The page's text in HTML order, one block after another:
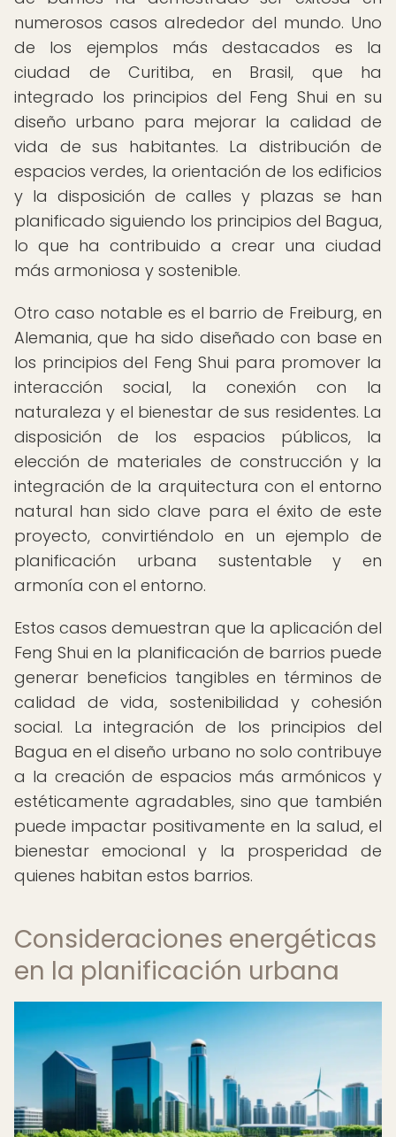
numerosos casos alrededor del mundo. Uno
de los ejemplos más destacados es la
ciudad de Curitiba, en Brasil, que ha
integrado los principios del Feng Shui en su
diseño urbano para mejorar la calidad de
vida de sus habitantes. La distribución de
espacios verdes, la orientación de los edificios
y la disposición de calles y plazas se han
planificado siguiendo los principios del Bagua,
lo que ha contribuido a crear una ciudad
más armoniosa y sostenible.
Otro caso notable es el barrio de Freiburg, en
Alemania, que ha sido diseñado con base en
los principios del Feng Shui para promover la
interacción social, la conexión con la
naturaleza y el bienestar de sus residentes. La
disposición de los espacios públicos, la
elección de materiales de construcción y la
integración de la arquitectura con el entorno
natural han sido clave para el éxito de este
proyecto, convirtiéndolo en un ejemplo de
planificación urbana sustentable y en
armonía con el entorno.
Estos casos demuestran que la aplicación del
Feng Shui en la planificación de barrios puede
generar beneficios tangibles en términos de
calidad de vida, sostenibilidad y cohesión
social. La integración de los principios del
Bagua en el diseño urbano no solo contribuye
a la creación de espacios más armónicos y
estéticamente agradables, sino que también
puede impactar positivamente en la salud, el
bienestar emocional y la prosperidad de
quienes habitan estos barrios.
Consideraciones energéticas
en la planificación urbana